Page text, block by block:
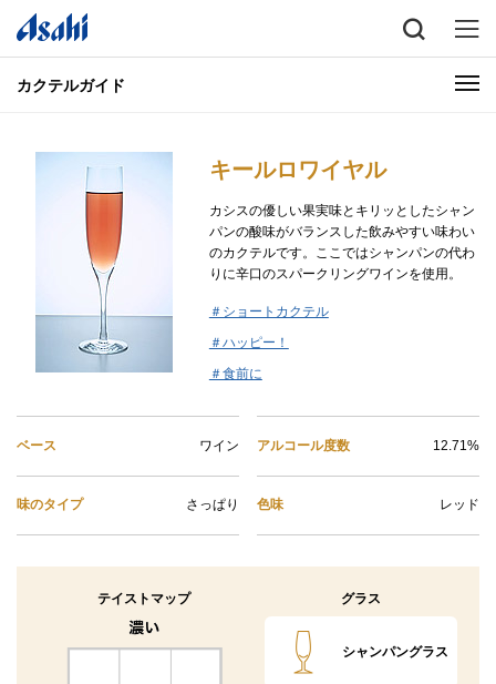
カクテルガイド
キールロワイヤル
カシスの優しい果実味とキリッとしたシャン
パンの酸味がバランスした飲みやすい味わい
のカクテルです。ここではシャンパンの代わ
りに辛口のスパークリングワインを使用。
＃ショートカクテル
＃ハッピー！
＃食前に
ベース ワイン
味のタイプ さっぱり
アルコール度数 12.71%
色味 レッド
テイストマップ グラス
シャンパングラス